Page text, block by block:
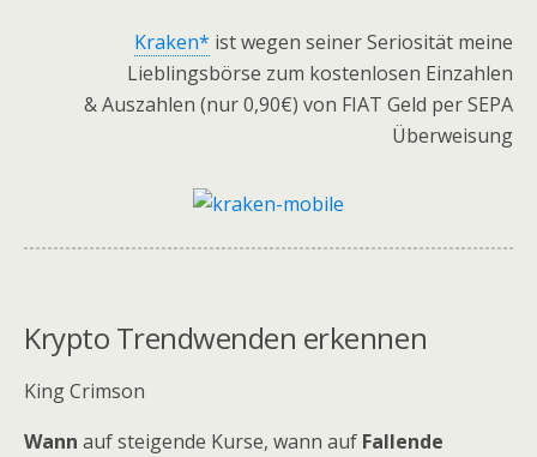
Kraken* ist wegen seiner Seriosität meine
Lieblingsbörse zum kostenlosen Einzahlen
& Auszahlen (nur 0,90€) von FIAT Geld per SEPA
Überweisung
Krypto Trendwenden erkennen
King Crimson
Wann auf steigende Kurse, wann auf Fallende